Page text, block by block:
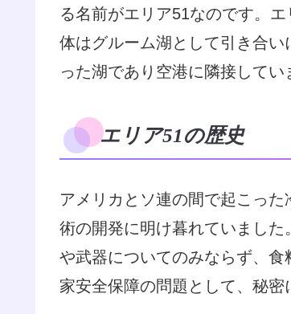
アメリカとソ連の間で起こっ
術の開発に明け暮れていまし
家安全保障の問題として、秘密
技術、つまり、敵を偵察でき
められた、航空機や武器の新
つまり、監視情報やそれを得る